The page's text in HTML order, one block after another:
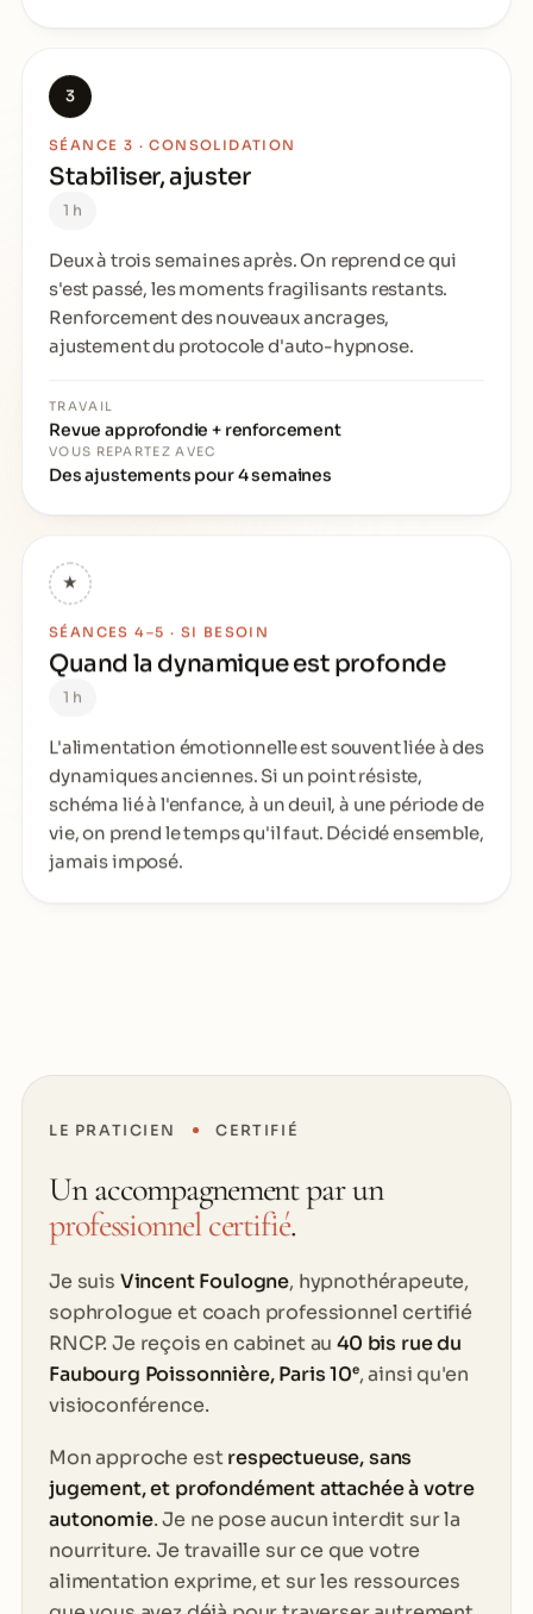
3
SÉANCE 3 · CONSOLIDATION
Stabiliser, ajuster
1 h
Deux à trois semaines après. On reprend ce qui
s'est passé, les moments fragilisants restants.
Renforcement des nouveaux ancrages,
ajustement du protocole d'auto-hypnose.
TRAVAIL
Revue approfondie + renforcement
VOUS REPARTEZ AVEC
Des ajustements pour 4 semaines
★
SÉANCES 4–5 · SI BESOIN
Quand la dynamique est profonde
1 h
L'alimentation émotionnelle est souvent liée à des
dynamiques anciennes. Si un point résiste,
schéma lié à l'enfance, à un deuil, à une période de
vie, on prend le temps qu'il faut. Décidé ensemble,
jamais imposé.
LE PRATICIEN CERTIFIÉ
Un accompagnement par un
professionnel certifié.
Je suis Vincent Foulogne, hypnothérapeute,
sophrologue et coach professionnel certifié
RNCP. Je reçois en cabinet au40 bis rue du
Faubourg Poissonnière, Paris 10ᵉ, ainsi qu'en
visioconférence.
Mon approche estrespectueuse, sans
jugement, et profondément attachée à votre
autonomie. Je ne pose aucun interdit sur la
nourriture. Je travaille sur ce que votre
alimentation exprime, et sur les ressources